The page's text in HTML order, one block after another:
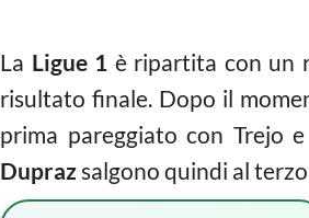
La Ligue 1 è ripartita con un
risultato finale. Dopo il
prima pareggiato con Trejo
Duprazsalgono quindi al